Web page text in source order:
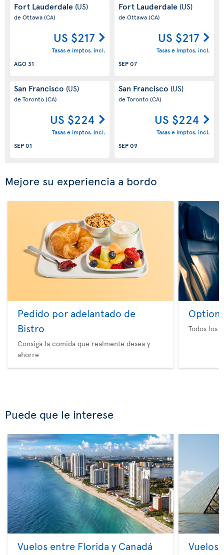
Fort Lauderdale (US)
de Ottawa(CA)
US $217
Tasas e imptos. incl.
AGO 31
Fort Lauderdale (US)
de Ottawa(CA)
US $217
Tasas e imptos. incl.
SEP 07
San Francisco (US)
de Toronto(CA)
US $224
Tasas e imptos. incl.
SEP 01
San Francisco (US)
de Toronto(CA)
US $224
Tasas e imptos. incl.
SEP 09
Mejore su experiencia a bordo
Pedido por adelantado de
Bistro
Consiga la comida que realmente desea y
ahorre
Option
Todos los
Puede que le interese
Vuelos entre Florida y Canadá Vuelos